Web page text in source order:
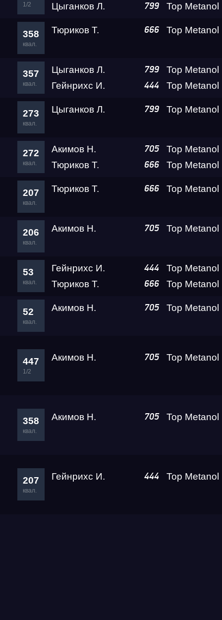
1/2 Цыганков Л. 799
358
квал.
Тюриков Т. 666
357
квал.
Цыганков Л. 799
Гейнрихс И. 444
273
квал.
Цыганков Л. 799
272
квал.
Акимов Н. 705
Тюриков Т. 666
207
квал.
Тюриков Т. 666
206
квал.
Акимов Н. 705
53
квал.
Гейнрихс И. 444
Тюриков Т. 666
52
квал.
Акимов Н. 705
447
1/2
Акимов Н. 705
358
квал.
Акимов Н. 705
207
квал.
Гейнрихс И. 444